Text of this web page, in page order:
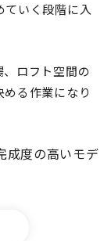
いく段階に入
ロフト空間の
る作業になり
成度の高いモデ